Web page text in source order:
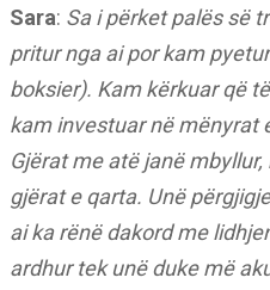
Sara: Sa i përket palës së
pritur nga ai por kam
boksier). Kam kërkuar që
kam investuar në mënyrat
Gjërat me atë janë
gjërat e qarta. Unë
ai ka rënë dakord me
ardhur tek unë duke më